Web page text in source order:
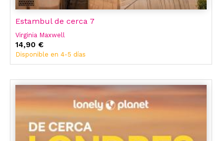
Estambul de cerca 7
Virginia Maxwell
14,90 €
Disponible en 4-5 días